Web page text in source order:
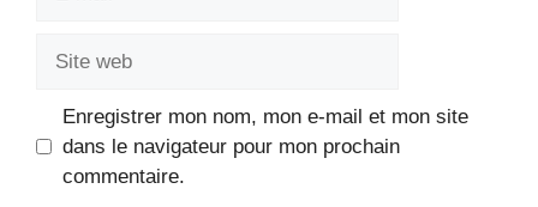
Enregistrer mon nom, mon e-mail et mon site
dans le navigateur pour mon prochain
commentaire.